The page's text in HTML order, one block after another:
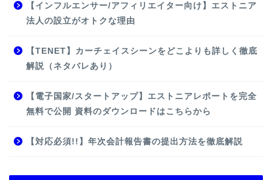
【インフルエンサー/アフィリエイター向け】エストニア
法人の設立がオトクな理由
【TENET】カーチェイスシーンをどこよりも詳しく徹底
解説（ネタバレあり）
【電子国家/スタートアップ】エストニアレポートを完全
無料で公開 資料のダウンロードはこちらから
【対応必須!!】年次会計報告書の提出方法を徹底解説